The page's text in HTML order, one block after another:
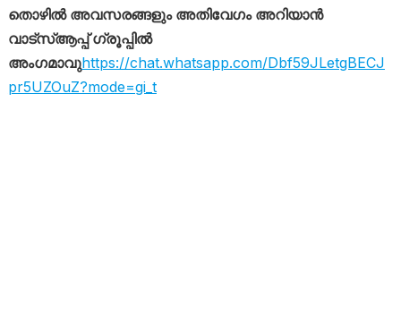
തൊഴിൽ അവസരങ്ങളും അതിവേഗം അറിയാൻ
വാട്സ്ആപ്പ് ഗ്രൂപ്പിൽ
അംഗമാവുhttps://chat.whatsapp.com/Dbf59JLetgBECJ
pr5UZOuZ?mode=gi_t